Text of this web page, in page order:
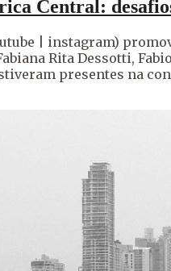
Central:
| instagram)
Rita Dessotti,
presentes na